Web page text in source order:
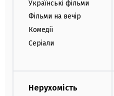
Українські фільми
Фільми на вечір
Комедії
Серіали
Нерухомість